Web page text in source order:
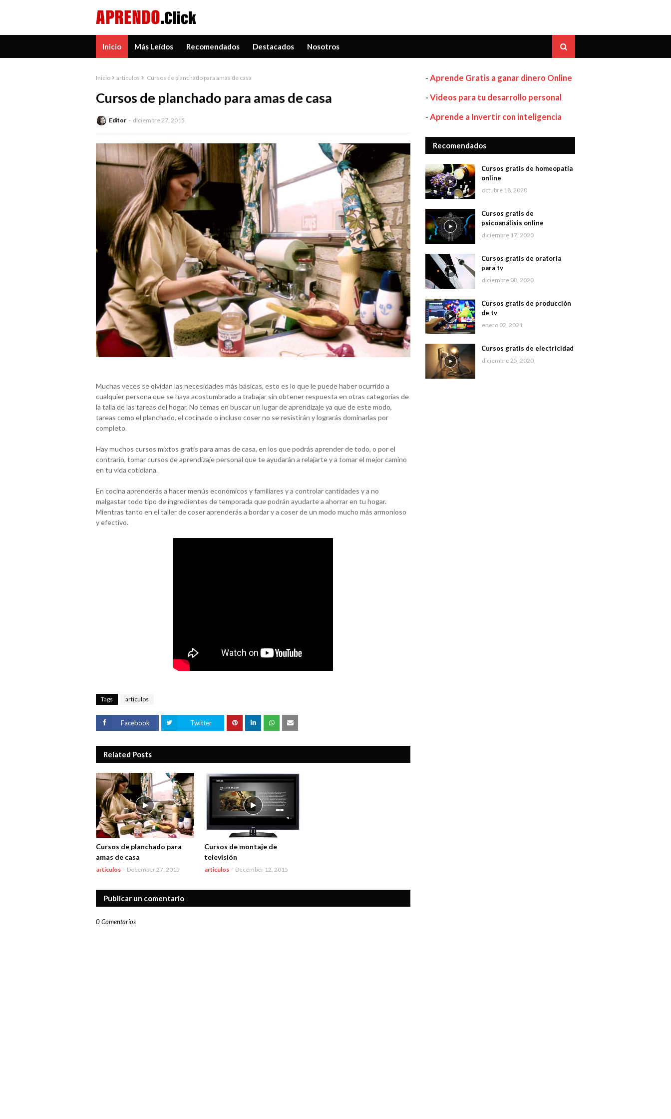
Inicio Más Leídos Recomendados Destacados Nosotros
Inicio articulos Cursos de planchado para amas de casa
Cursos de planchado para amas de casa
Editor diciembre 27, 2015
Muchas veces se olvidan las necesidades más básicas, esto es lo que le puede haber ocurrido a
cualquier persona que se haya acostumbrado a trabajar sin obtener respuesta en otras categorías de
la talla de las tareas del hogar. No temas en buscar un lugar de aprendizaje ya que de este modo,
tareas como el planchado, el cocinado o incluso coser no se resistirán y lograrás dominarlas por
completo.
Hay muchos cursos mixtos gratis para amas de casa, en los que podrás aprender de todo, o por el
contrario, tomar cursos de aprendizaje personal que te ayudarán a relajarte y a tomar el mejor camino
en tu vida cotidiana.
En cocina aprenderás a hacer menús económicos y familiares y a controlar cantidades y a no
malgastar todo tipo de ingredientes de temporada que podrán ayudarte a ahorrar en tu hogar.
Mientras tanto en el taller de coser aprenderás a bordar y a coser de un modo mucho más armonioso
y efectivo.
Tags articulos
Facebook Twitter
Related Posts
Cursos de planchado para
amas de casa
articulos - December 27, 2015
Cursos de montaje de
televisión
articulos - December 12, 2015
Publicar un comentario
0 Comentarios
-Aprende Gratis a ganar dinero Online
-Videos para tu desarrollo personal
-Aprende a Invertir con inteligencia
Recomendados
Cursos gratis de homeopatía
online
octubre 18, 2020
Cursos gratis de
psicoanálisis online
diciembre 17, 2020
Cursos gratis de oratoria
para tv
diciembre 08, 2020
Cursos gratis de producción
de tv
enero 02, 2021
Cursos gratis de electricidad
diciembre 25, 2020